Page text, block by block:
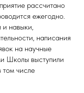
рассчитано
ежегодно.
и навыки,
написания
на научные
Школы выступили
том числе